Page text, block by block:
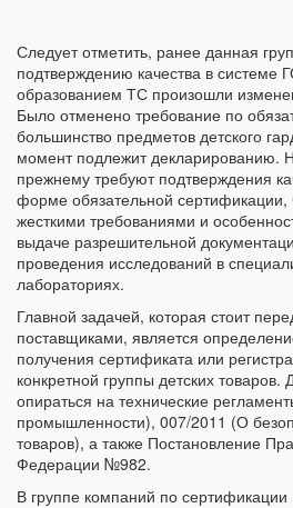
Следует отметить, ранее данная
подтверждению качества в системе
образованием ТС произошли
Было отменено требование по
большинство предметов детского
момент подлежит декларированию.
прежнему требуют подтверждения
форме обязательной сертификации,
жесткими требованиями и
выдаче разрешительной
проведения исследований в
лабораториях.
Главной задачей, которая стоит
поставщиками, является
получения сертификата или
конкретной группы детских
опираться на технические
промышленности), 007/2011 (О
товаров), а также Постановление
Федерации №982.
В группе компаний по